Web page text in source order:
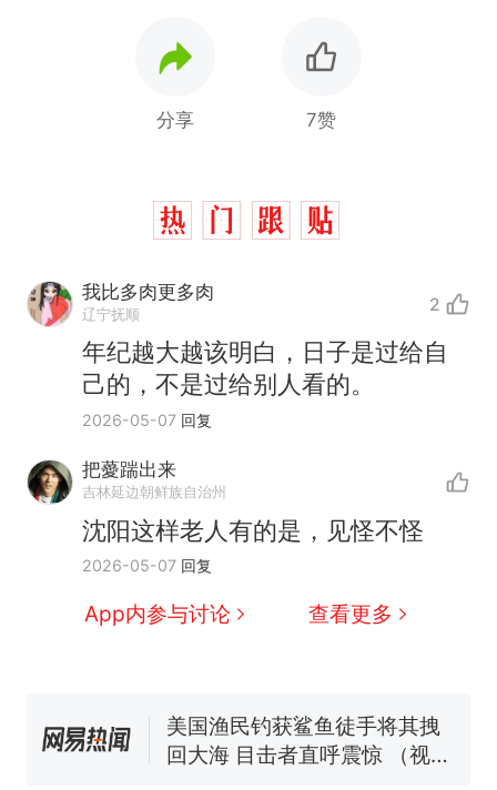
分享 7赞
我比多肉更多肉
辽宁抚顺 2
年纪越大越该明白，日子是过给自
己的，不是过给别人看的。
2026-05-07 回复
把薆踹出来
吉林延边朝鲜族自治州
沈阳这样老人有的是，见怪不怪
2026-05-07 回复
App内参与讨论 查看更多
热 那个在床头放菜刀的女孩，
因老师一句“跟我回家”改写了
人生
新
制裁瓜子饺子，美国怕什
么？
费大厨“全国小炒肉大王”称
号，仅凭视频评出？中国烹饪
协会回应
男子上山采菌偶然发现鸡枞菌
来源：参考消息）
笔试第一被第二名传话劝弃考
官方通报